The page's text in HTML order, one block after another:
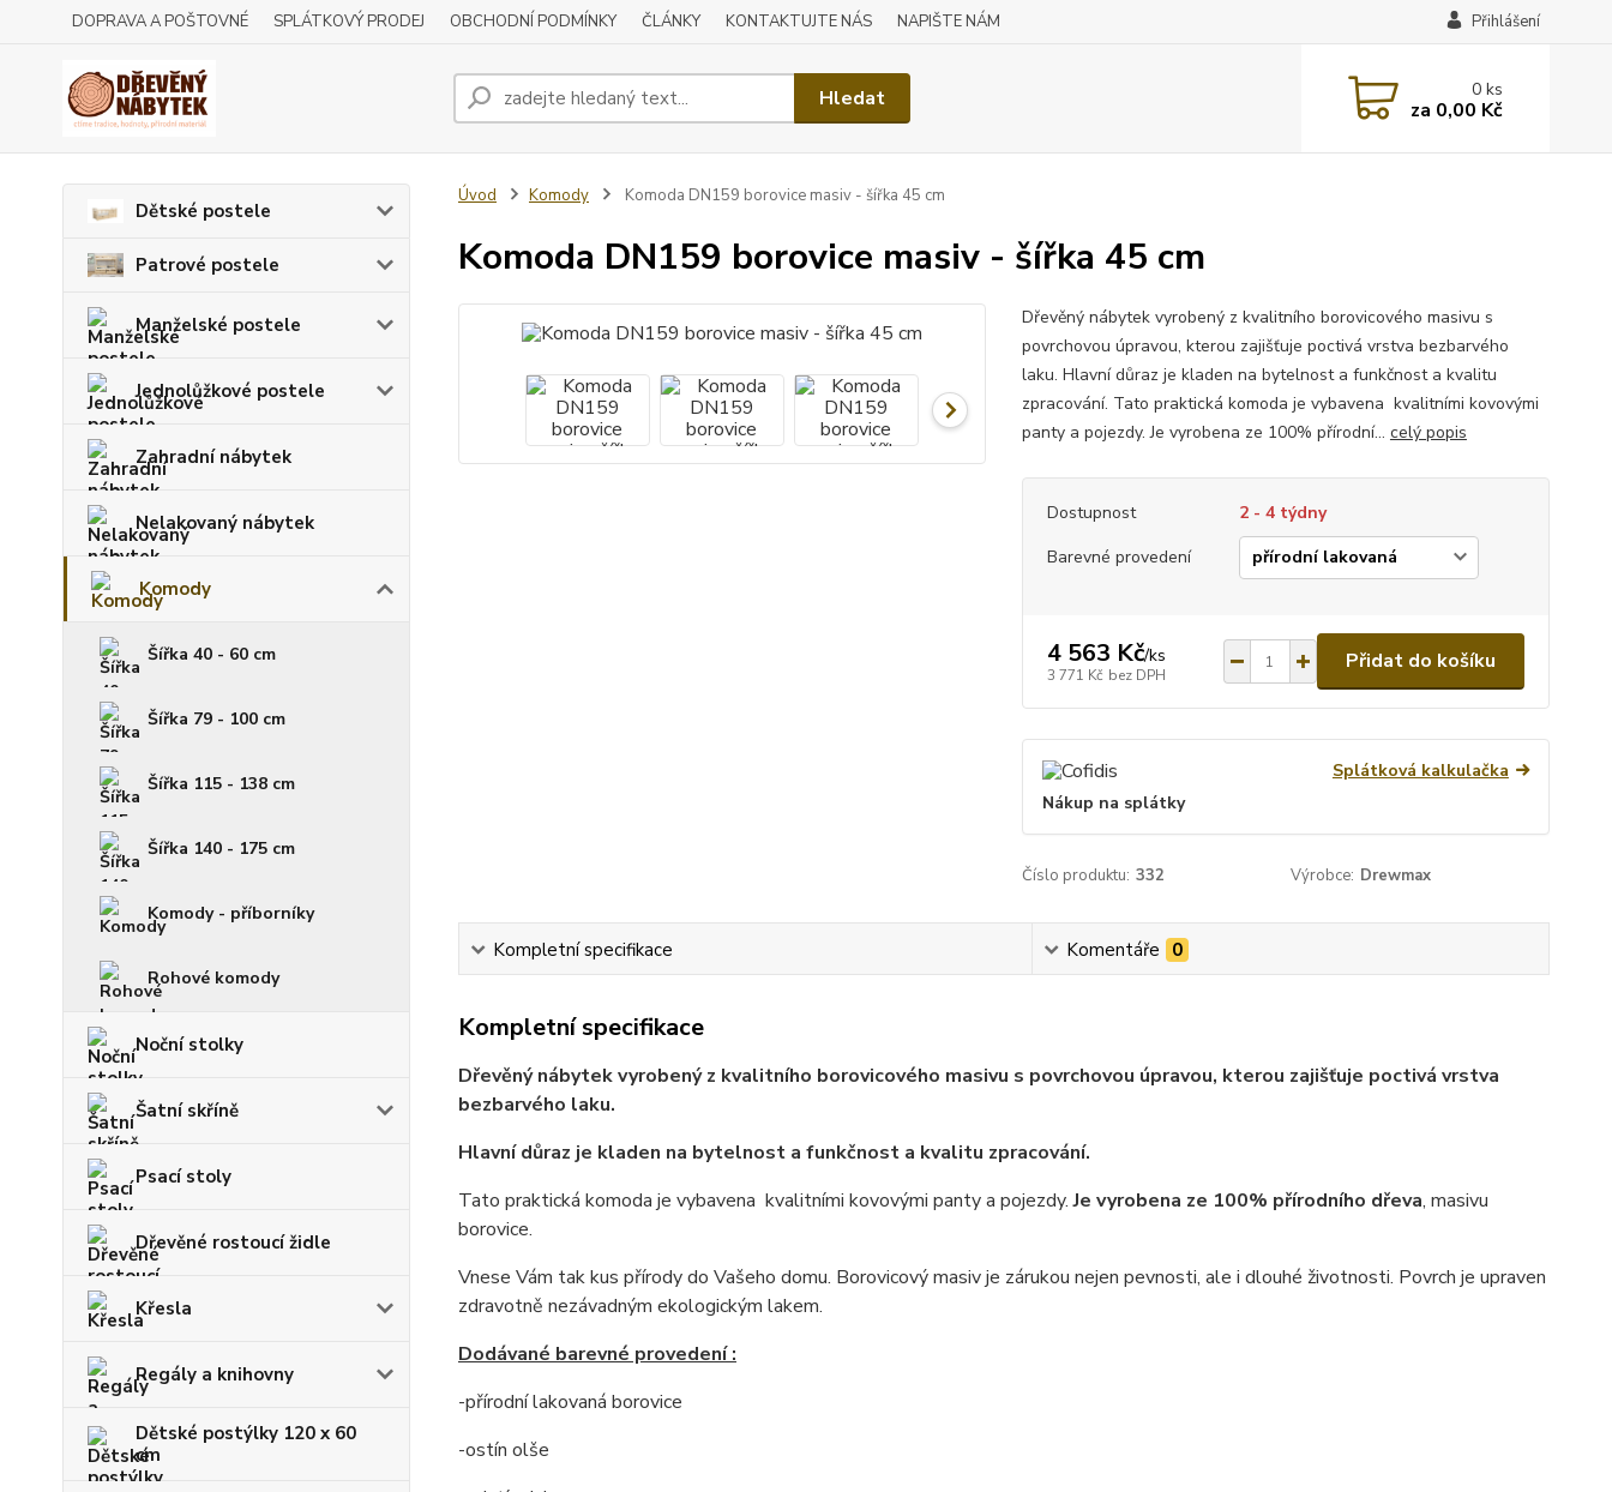
DOPRAVA A POŠTOVNÉ SPLÁTKOVÝ PRODEJ OBCHODNÍ PODMÍNKY ČLÁNKY KONTAKTUJTE NÁS NAPIŠTE NÁM Přihlášení
Hledat 0ks
za 0,00 Kč
Dětské postele
Patrové postele
Manželské postele
Jednolůžkové postele
Zahradní nábytek
Nelakovaný nábytek
Komody
Šířka 40 - 60 cm
Šířka 79 - 100 cm
Šířka 115 - 138 cm
Šířka 140 - 175 cm
Komody - příborníky
Rohové komody
Noční stolky
Šatní skříně
Psací stoly
Dřevěné rostoucí židle
Křesla
Regály a knihovny
Dětské postýlky 120 x 60
cm
Úvod Komody Komoda DN159 borovice masiv - šířka 45 cm
Komoda DN159 borovice masiv - šířka 45 cm
Dřevěný nábytek vyrobený z kvalitního borovicového masivu s
povrchovou úpravou, kterou zajišťuje poctivá vrstva bezbarvého
laku. Hlavní důraz je kladen na bytelnost a funkčnost a kvalitu
zpracování. Tato praktická komoda je vybavena kvalitními kovovými
panty a pojezdy. Je vyrobena ze 100% přírodní... celý popis
Dostupnost
2 - 4 týdny
Barevné provedení
4 563 Kč/ks
3 771 Kč bez DPH
Přidat do košíku
Splátková kalkulačka
Nákup na splátky
Číslo produktu: 332 Výrobce: Drewmax
Kompletní specifikace Komentáře 0
Kompletní specifikace
Dřevěný nábytek vyrobený z kvalitního borovicového masivu s povrchovou úpravou, kterou zajišťuje poctivá vrstva
bezbarvého laku.
Hlavní důraz je kladen na bytelnost a funkčnost a kvalitu zpracování.
Tato praktická komoda je vybavena kvalitními kovovými panty a pojezdy.Je vyrobena ze 100% přírodního dřeva, masivu
borovice.
Vnese Vám tak kus přírody do Vašeho domu. Borovicový masiv je zárukou nejen pevnosti, ale i dlouhé životnosti. Povrch je upraven
zdravotně nezávadným ekologickým lakem.
Dodávané barevné provedení :
-přírodní lakovaná borovice
-ostín olše